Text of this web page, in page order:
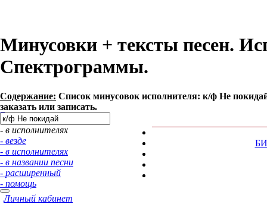
Минусовки + тексты песен.
Спектрограммы.
Содержание: Список минусовок исполнителя: к/ф Не
заказать или записать.
- в исполнителях
- везде
- в исполнителях
- в названии песни
- расширенный
- помощь
Личный кабинет